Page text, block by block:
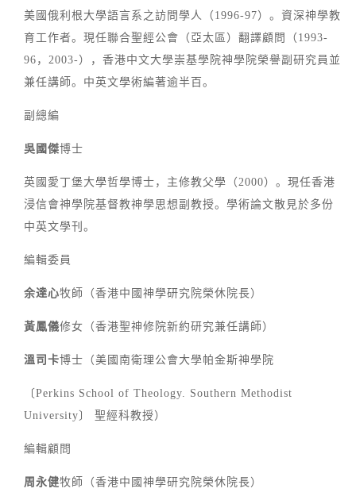
美國俄利根大學語言系之訪問學人（1996-97）。資深神學教
育工作者。現任聯合聖經公會（亞太區）翻譯顧問（1993-
96，2003-），香港中文大學崇基學院神學院榮譽副研究員並
兼任講師。中英文學術編著逾半百。
副總編
吳國傑博士
英國愛丁堡大學哲學博士，主修教父學（2000）。現任香港
浸信會神學院基督教神學思想副教授。學術論文散見於多份
中英文學刊。
編輯委員
余達心牧師（香港中國神學研究院榮休院長）
黃鳳儀修女（香港聖神修院新約研究兼任講師）
溫司卡博士（美國南衛理公會大學帕金斯神學院
〔Perkins School of Theology. Southern Methodist
University〕 聖經科教授）
編輯顧問
周永健牧師（香港中國神學研究院榮休院長）